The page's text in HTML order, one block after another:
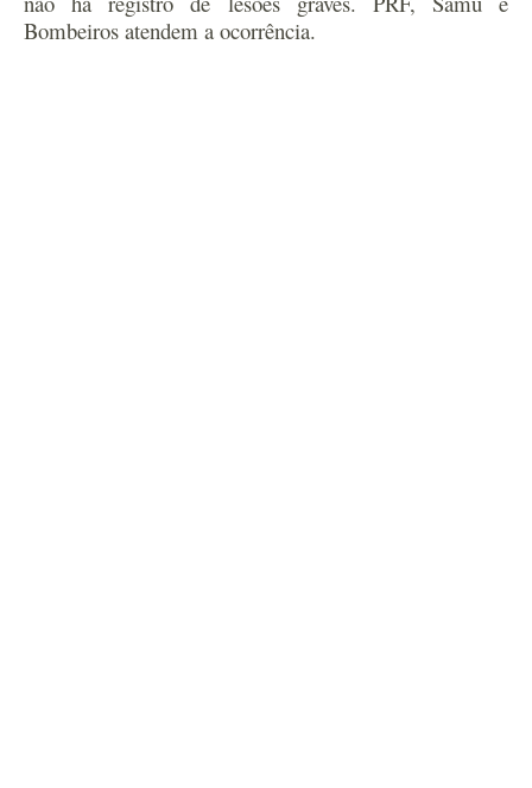
Bombeiros atendem a ocorrência.